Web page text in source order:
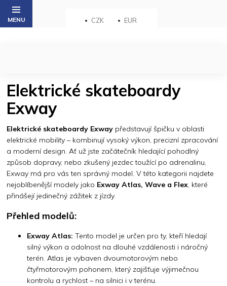
Přejít
obsah
CZK EUR
Elektrické skateboardy
Exway
Elektrické skateboardy Exway představují špičku v oblasti
elektrické mobility – kombinují vysoký výkon, precizní zpracování
a moderní design. Ať už jste začátečník hledající pohodlný
způsob dopravy, nebo zkušený jezdec toužící po adrenalinu,
Exway má pro vás ten správný model. V této kategorii najdete
nejoblíbenější modely jako Exway Atlas, Wave a Flex, které
přinášejí jedinečný zážitek z jízdy.
Přehled modelů:
Exway Atlas: Tento model je určen pro ty, kteří hledají
silný výkon a odolnost na dlouhé vzdálenosti i náročný
terén. Atlas je vybaven dvoumotorovým nebo
čtyřmotorovým pohonem, který zajišťuje výjimečnou
kontrolu a rychlost – na silnici i v terénu.